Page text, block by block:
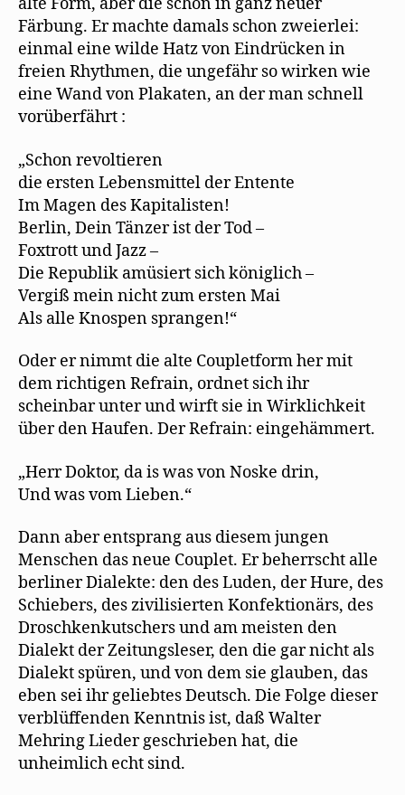
Färbung. Er machte damals schon zweierlei:
einmal eine wilde Hatz von Eindrücken in
freien Rhythmen, die ungefähr so wirken wie
eine Wand von Plakaten, an der man schnell
vorüberfährt :
„Schon revoltieren
die ersten Lebensmittel der Entente
Im Magen des Kapitalisten!
Berlin, Dein Tänzer ist der Tod –
Foxtrott und Jazz –
Die Republik amüsiert sich königlich –
Vergiß mein nicht zum ersten Mai
Als alle Knospen sprangen!“
Oder er nimmt die alte Coupletform her mit
dem richtigen Refrain, ordnet sich ihr
scheinbar unter und wirft sie in Wirklichkeit
über den Haufen. Der Refrain: eingehämmert.
„Herr Doktor, da is was von Noske drin,
Und was vom Lieben.“
Dann aber entsprang aus diesem jungen
Menschen das neue Couplet. Er beherrscht alle
berliner Dialekte: den des Luden, der Hure, des
Schiebers, des zivilisierten Konfektionärs, des
Droschkenkutschers und am meisten den
Dialekt der Zeitungsleser, den die gar nicht als
Dialekt spüren, und von dem sie glauben, das
eben sei ihr geliebtes Deutsch. Die Folge dieser
verblüffenden Kenntnis ist, daß Walter
Mehring Lieder geschrieben hat, die
unheimlich echt sind.